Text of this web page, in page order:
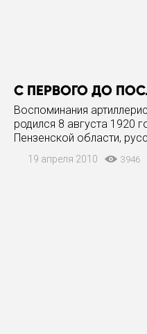
С ПЕРВОГО ДО
Воспоминания
родился 8 августа 1920
Пензенской области,
крестьян. Умер 17
Посаде. Военную
19 апреля 2010 3946